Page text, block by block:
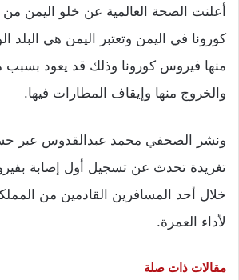
أعلنت الصحة العالمية عن خلو اليمن
كورونا في اليمن وتعتبر اليمن هي البلد
منها فيروس كورونا وذلك قد يعود بسبب
والخروج منها وإيقاف المطارات فيها.
ونشر الصحفي محمد عبدالقدوس عبر
تغريدة تحدث عن تسجيل أول إصابة
خلال أحد المسافرين القادمين من
لأداء العمرة.
مقالات ذات صلة